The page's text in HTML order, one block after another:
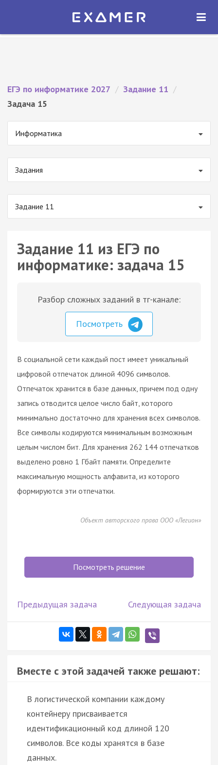
Экзамер — ЕГЭ 2027
ОТКРЫТЬ
ЕГЭ по информатике 2027 / Задание 11 /
Задача 15
Информатика
Задания
Задание 11
Задание 11 из ЕГЭ по
информатике: задача 15
Разбор сложных заданий в тг-канале:
Посмотреть
В социальной сети каждый пост имеет уникальный
цифровой отпечаток длиной 4096 символов.
Отпечаток хранится в базе данных, причем под одну
запись отводится целое число байт, которого
минимально достаточно для хранения всех символов.
Все символы кодируются минимальным возможным
целым числом бит. Для хранения 262 144 отпечатков
выделено ровно 1 Гбайт памяти. Определите
максимальную мощность алфавита, из которого
формируются эти отпечатки.
Объект авторского права ООО «Легион»
Посмотреть решение
Предыдущая задача Следующая задача
Вместе с этой задачей также решают:
В логистической компании каждому
контейнеру присваивается
идентификационный код длиной 120
символов. Все коды хранятся в базе
данных.